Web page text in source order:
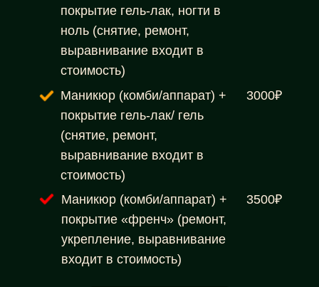
3500₽
Маникюр (комби/аппарат) +
покрытие «френч» (ремонт,
укрепление, выравнивание
входит в стоимость)
покрытие гель-лак, ногти в
ноль (снятие, ремонт,
выравнивание входит в
стоимость)
3000₽
Маникюр (комби/аппарат) +
покрытие гель-лак/ гель
(снятие, ремонт,
выравнивание входит в
стоимость)